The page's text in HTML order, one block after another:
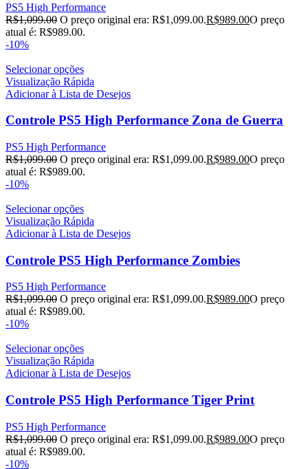
PS5 High Performance
R$1,099.00 O preço original era: R$1,099.00.R$989.00O preço
atual é: R$989.00.
-10%
Selecionar opções
Visualização Rápida
Adicionar à Lista de Desejos
Controle PS5 High Performance Zona de Guerra
PS5 High Performance
R$1,099.00 O preço original era: R$1,099.00.R$989.00O preço
atual é: R$989.00.
-10%
Selecionar opções
Visualização Rápida
Adicionar à Lista de Desejos
Controle PS5 High Performance Zombies
PS5 High Performance
R$1,099.00 O preço original era: R$1,099.00.R$989.00O preço
atual é: R$989.00.
-10%
Selecionar opções
Visualização Rápida
Adicionar à Lista de Desejos
Controle PS5 High Performance Tiger Print
PS5 High Performance
R$1,099.00 O preço original era: R$1,099.00.R$989.00O preço
atual é: R$989.00.
-10%